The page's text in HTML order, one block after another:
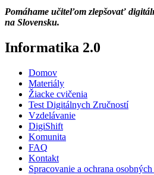
Pomáhame učiteľom zlepšovať
na Slovensku.
Informatika 2.0
Domov
Materiály
Žiacke cvičenia
Test Digitálnych Zručností
Vzdelávanie
DigiShift
Komunita
FAQ
Kontakt
Spracovanie a ochrana